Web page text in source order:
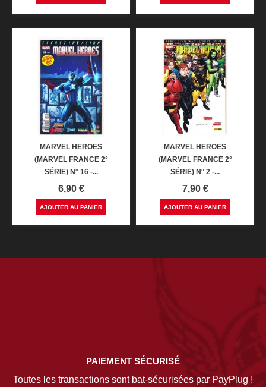
MARVEL HEROES
(MARVEL FRANCE 2°
SÉRIE) N° 16 -...
Prix
6,90 €
AJOUTER AU PANIER
MARVEL HEROES
(MARVEL FRANCE 2°
SÉRIE) N° 2 -...
Prix
7,90 €
AJOUTER AU PANIER
PAIEMENT SÉCURISÉ
Toutes les transactions sont bat-sécurisées par PayPlug !